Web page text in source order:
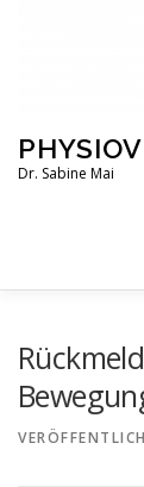
Dr. Sabine Mai